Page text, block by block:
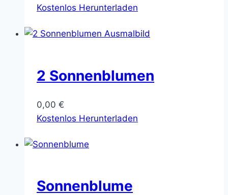
Kostenlos Herunterladen
2 Sonnenblumen
0,00 €
Kostenlos Herunterladen
Sonnenblume